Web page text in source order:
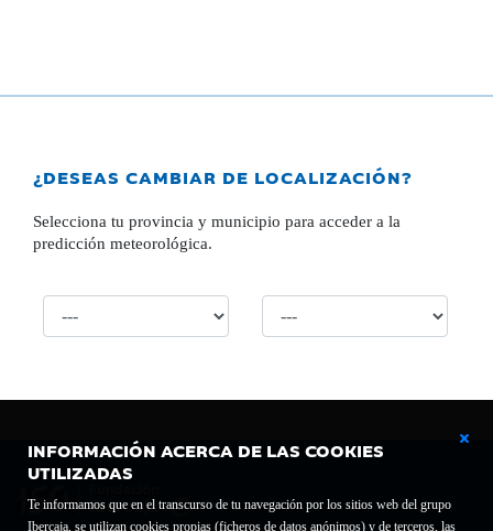
INFORMACIÓN ACERCA DE LAS COOKIES
UTILIZADAS
Te informamos que en el transcurso de tu navegación por los sitios web del grupo
Ibercaja, se utilizan cookies propias (ficheros de datos anónimos) y de terceros, las
¿DESEAS CAMBIAR DE LOCALIZACIÓN?
Selecciona tu provincia y municipio para acceder a la
predicción meteorológica.